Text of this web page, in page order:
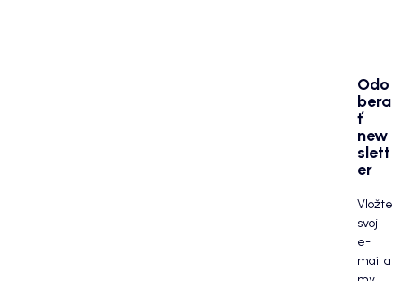
Odo
bera
ť
new
slett
er
Vložte
svoj
e-
mail a